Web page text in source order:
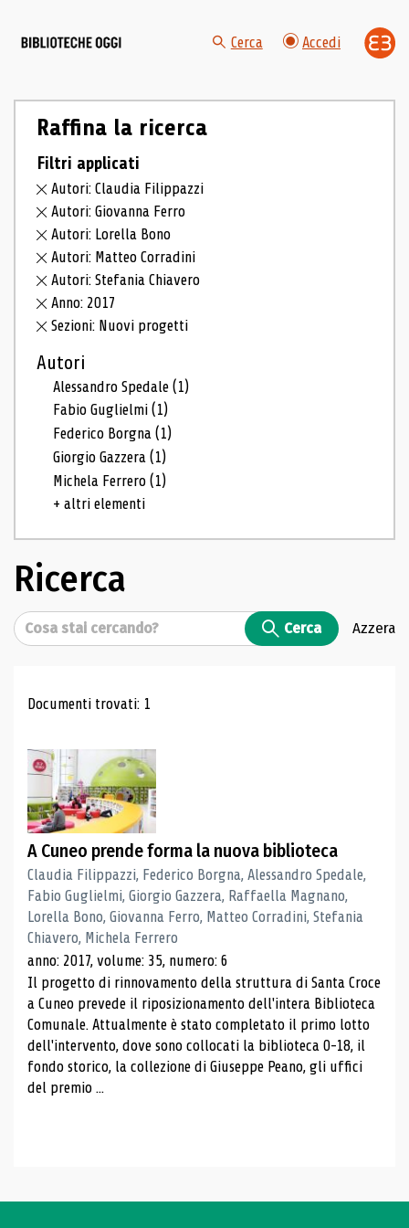
Cerca Accedi
Raffina la ricerca
Filtri applicati
Autori: Claudia Filippazzi
Autori: Giovanna Ferro
Autori: Lorella Bono
Autori: Matteo Corradini
Autori: Stefania Chiavero
Anno: 2017
Sezioni: Nuovi progetti
Autori
Alessandro Spedale(1)
Fabio Guglielmi(1)
Federico Borgna(1)
Giorgio Gazzera(1)
Michela Ferrero(1)
+ altri elementi
Ricerca
Cerca Cerca Azzera
Risultati di ricerca
Documenti trovati: 1
A Cuneo prende forma la nuova biblioteca
Claudia Filippazzi, Federico Borgna, Alessandro Spedale,
Fabio Guglielmi, Giorgio Gazzera, Raffaella Magnano,
Lorella Bono, Giovanna Ferro, Matteo Corradini, Stefania
Chiavero, Michela Ferrero
anno: 2017, volume: 35, numero: 6
Il progetto di rinnovamento della struttura di Santa Croce
a Cuneo prevede il riposizionamento dell'intera Biblioteca
Comunale. Attualmente è stato completato il primo lotto
dell'intervento, dove sono collocati la biblioteca 0-18, il
fondo storico, la collezione di Giuseppe Peano, gli uffici
del premio ...